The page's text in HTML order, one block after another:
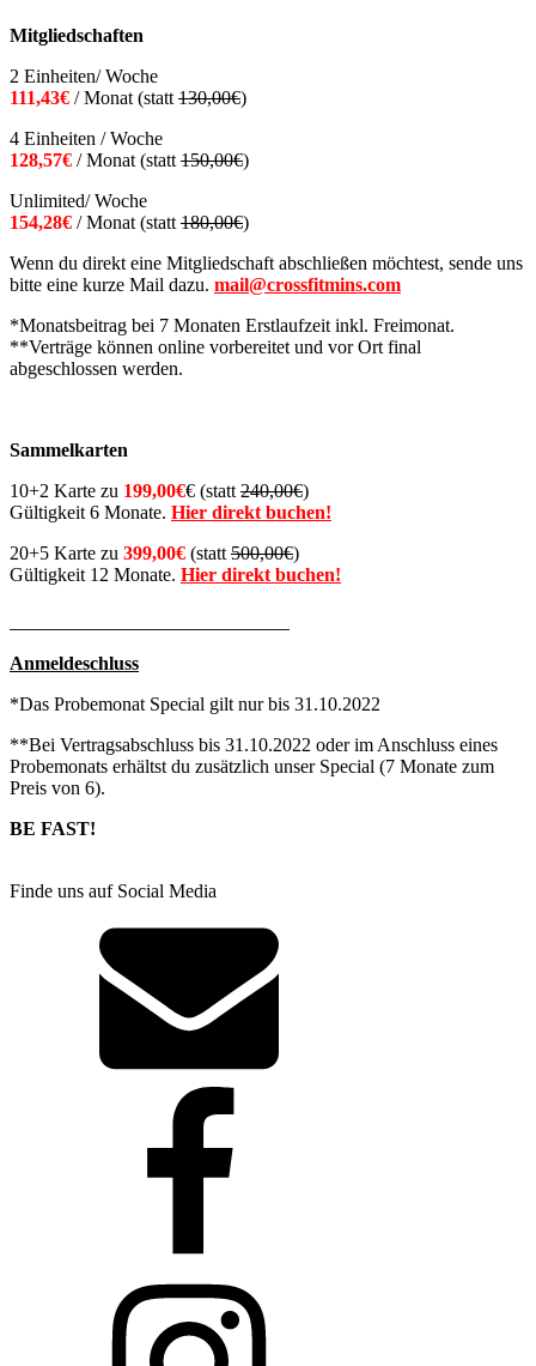
Mitgliedschaften
2 Einheiten/ Woche
111,43€ / Monat (statt 130,00€)
4 Einheiten / Woche
128,57€ / Monat (statt 150,00€)
Unlimited/ Woche
154,28€ / Monat (statt 180,00€)
Wenn du direkt eine Mitgliedschaft abschließen möchtest, sende uns
bitte eine kurze Mail dazu. mail@crossfitmins.com
*Monatsbeitrag bei 7 Monaten Erstlaufzeit inkl. Freimonat.
**Verträge können online vorbereitet und vor Ort final
abgeschlossen werden.
Sammelkarten
10+2 Karte zu 199,00€€ (statt 240,00€)
Gültigkeit 6 Monate. Hier direkt buchen!
20+5 Karte zu 399,00€ (statt 500,00€)
Gültigkeit 12 Monate. Hier direkt buchen!
Anmeldeschluss
*Das Probemonat Special gilt nur bis 31.10.2022
**Bei Vertragsabschluss bis 31.10.2022 oder im Anschluss eines
Probemonats erhältst du zusätzlich unser Special (7 Monate zum
Preis von 6).
BE FAST!
Finde uns auf Social Media